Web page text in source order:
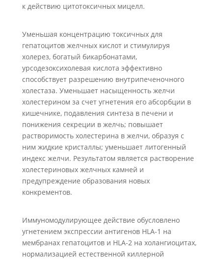
к действию цитотоксичных мицелл.
Уменьшая концентрацию токсичных для
гепатоцитов желчных кислот и стимулируя
холерез, богатый бикарбонатами,
урсодезоксихолевая кислота эффективно
способствует разрешению внутрипеченочного
холестаза. Уменьшает насыщенность желчи
холестерином за счет угнетения его абсорбции в
кишечнике, подавления синтеза в печени и
понижения секреции в желчь; повышает
растворимость холестерина в желчи, образуя с
ним жидкие кристаллы; уменьшает литогенный
индекс желчи. Результатом является растворение
холестериновых желчных камней и
предупреждение образования новых
конкрементов.
Иммуномодулирующее действие обусловлено
угнетением экспрессии антигенов HLA-1 на
мембранах гепатоцитов и HLA-2 на холангиоцитах,
нормализацией естественной киллерной